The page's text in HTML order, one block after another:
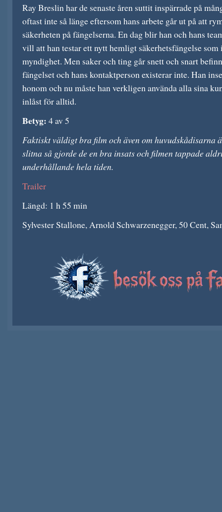
Ray Breslin har de senaste åren suttit inspärrade på
oftast inte så länge eftersom hans arbete går ut på att
säkerheten på fängelserna. En dag blir han och hans
vill att han testar ett nytt hemligt säkerhetsfängelse som
myndighet. Men saker och ting går snett och snart
fängelset och hans kontaktperson existerar inte. Han
honom och nu måste han verkligen använda alla sina
inlåst för alltid.
Betyg: 4 av 5
Faktiskt väldigt bra film och även om huvudskådisarna
slitna så gjorde de en bra insats och filmen tappade
underhållande hela tiden.
Trailer
Längd: 1 h 55 min
Sylvester Stallone, Arnold Schwarzenegger, 50 Cent,